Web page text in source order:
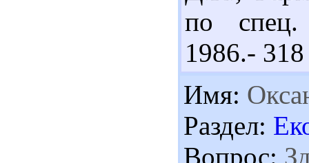
по
1986.- 318
Имя:
Раздел:
Вопрос: